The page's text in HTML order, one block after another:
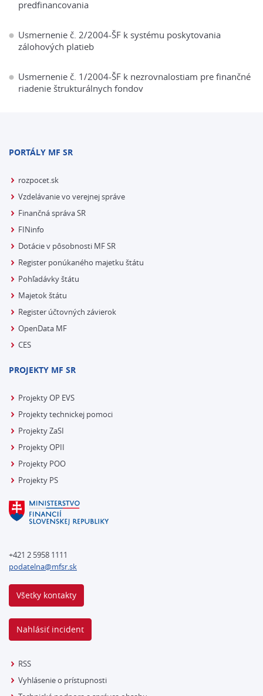
predfinancovania
Usmernenie č. 2/2004-ŠF k systému poskytovania
zálohových platieb
Usmernenie č. 1/2004-ŠF k nezrovnalostiam pre finančné
riadenie štrukturálnych fondov
PORTÁLY MF SR
rozpocet.sk
Vzdelávanie vo verejnej správe
Finančná správa SR
FINinfo
Dotácie v pôsobnosti MF SR
Register ponúkaného majetku štátu
Pohľadávky štátu
Majetok štátu
Register účtovných závierok
OpenData MF
CES
PROJEKTY MF SR
Projekty OP EVS
Projekty technickej pomoci
Projekty ZaSI
Projekty OPII
Projekty POO
Projekty PS
+421 2 5958 1111
podatelna@mfsr.sk
Všetky kontakty
Nahlásiť incident
RSS
Vyhlásenie o prístupnosti